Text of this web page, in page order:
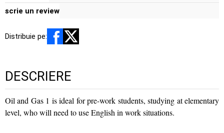
scrie un review
Distribuie pe:
DESCRIERE
Oil and Gas 1 is ideal for pre-work students, studying at elementary
level, who will need to use English in work situations.